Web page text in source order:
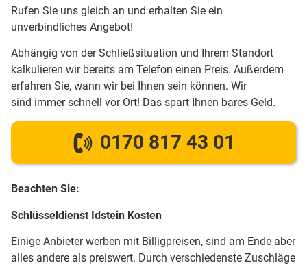
Rufen Sie uns gleich an und erhalten Sie ein
unverbindliches Angebot!
Abhängig von der Schließsituation und Ihrem Standort
kalkulieren wir bereits am Telefon einen Preis. Außerdem
erfahren Sie, wann wir bei Ihnen sein können. Wir
sind immer schnell vor Ort! Das spart Ihnen bares Geld.
0170 817 43 01
Beachten Sie:
Schlüsseldienst Idstein Kosten
Einige Anbieter werben mit Billigpreisen, sind am Ende aber
alles andere als preiswert. Durch verschiedenste Zuschläge